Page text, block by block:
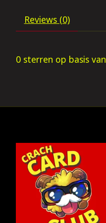
Reviews (0)
0 sterren op basis van